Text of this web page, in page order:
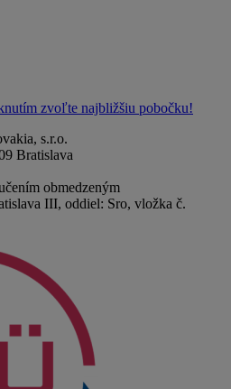
zvoľte najbližšiu pobočku!
s.r.o.
Bratislava
obmedzeným
III, oddiel: Sro, vložka č.